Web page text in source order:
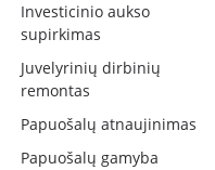
Investicinio aukso
supirkimas
Juvelyrinių dirbinių
remontas
Papuošalų atnaujinimas
Papuošalų gamyba